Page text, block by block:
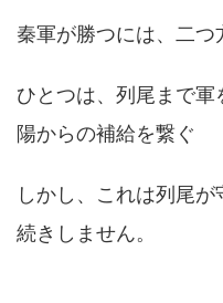
秦軍が勝つには、二つ
ひとつは、列尾まで
陽からの補給を繋ぐ
しかし、これは列尾
続きしません。